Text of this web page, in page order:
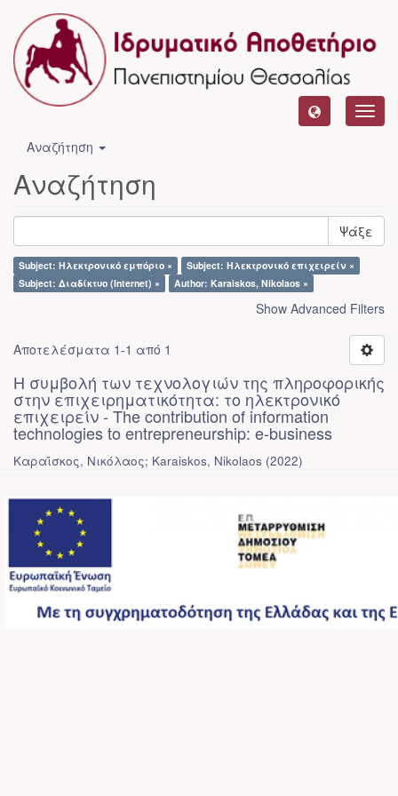
Αναζήτηση
Αναζήτηση
Ψάξε
Subject: Ηλεκτρονικό εμπόριο ×
Subject: Ηλεκτρονικό επιχειρείν ×
Subject: Διαδίκτυο (Internet) ×
Author: Karaiskos, Nikolaos ×
Show Advanced Filters
Αποτελέσματα 1-1 από 1
Η συμβολή των τεχνολογιών της πληροφορικής
στην επιχειρηματικότητα: το ηλεκτρονικό
επιχειρείν - The contribution of information
technologies to entrepreneurship: e-business
Καραΐσκος, Νικόλαος; Karaiskos, Nikolaos (2022)